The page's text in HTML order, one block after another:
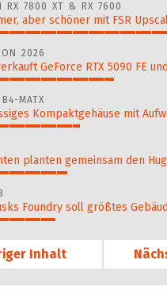
RX 7800 XT & RX 7600
aber schöner mit FSR
2026
GeForce RTX 5090 FE
MATX
Kompaktgehäuse mit
planten gemein­sam den
Foundry soll größ­tes
Inhalt